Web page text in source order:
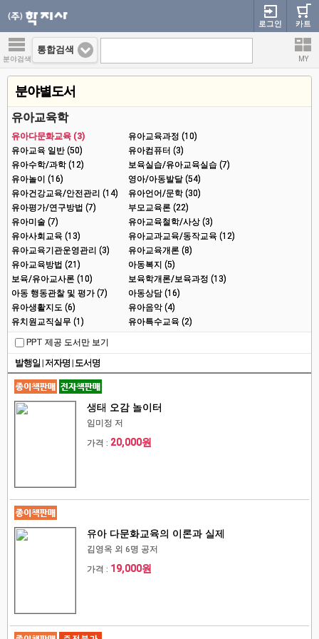
카트
로그인
분야검색 MY
통합검색
분야별도서
유아교육학
유아다문화교육 (3)
유아교육과정 (10)
유아교육 일반 (50)
유아컴퓨터 (3)
유아수학/과학 (12)
보육실습/유아교육실습 (7)
유아놀이 (16)
영아/아동발달 (54)
유아건강교육/안전관리 (14)
유아언어/문학 (30)
유아평가/연구방법 (7)
부모교육론 (22)
유아미술 (7)
유아교육철학/사상 (3)
유아사회교육 (13)
유아교과교육/동작교육 (12)
유아교육기관운영관리 (3)
유아교육개론 (8)
유아교육방법 (21)
아동복지 (5)
보육/유아교사론 (10)
보육학개론/보육과정 (13)
아동 행동관찰 및 평가 (7)
아동상담 (16)
유아생활지도 (6)
유아음악 (4)
유치원교직실무 (1)
유아특수교육 (2)
PPT 제공 도서만 보기
발행일 | 저자명 | 도서명
생태 오감 놀이터
임미정 저
가격 : 20,000원
유아 다문화교육의 이론과 실제
김영옥 외 6명 공저
가격 : 19,000원